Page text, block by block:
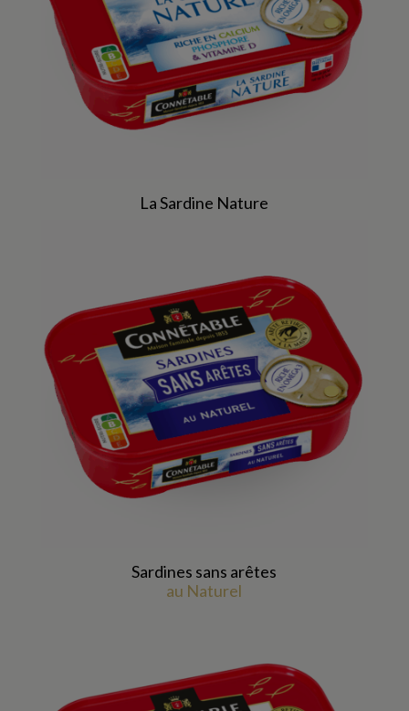
La Sardine Nature
Sardines sans arêtes
au Naturel